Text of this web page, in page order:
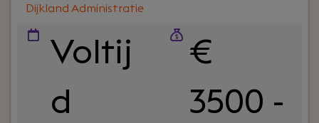
Dijkland Administratie
Voltij
d
€
3500 -